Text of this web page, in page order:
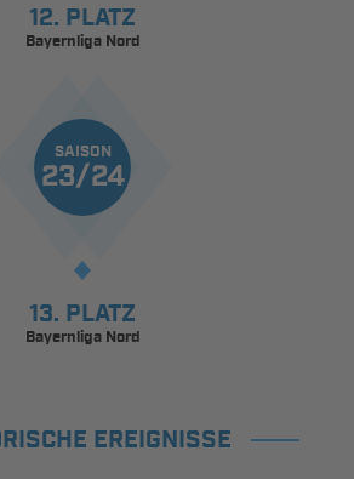
12. PLATZ
Bayernliga Nord
SAISON
23/24
13. PLATZ
Bayernliga Nord
EREIGNISSE